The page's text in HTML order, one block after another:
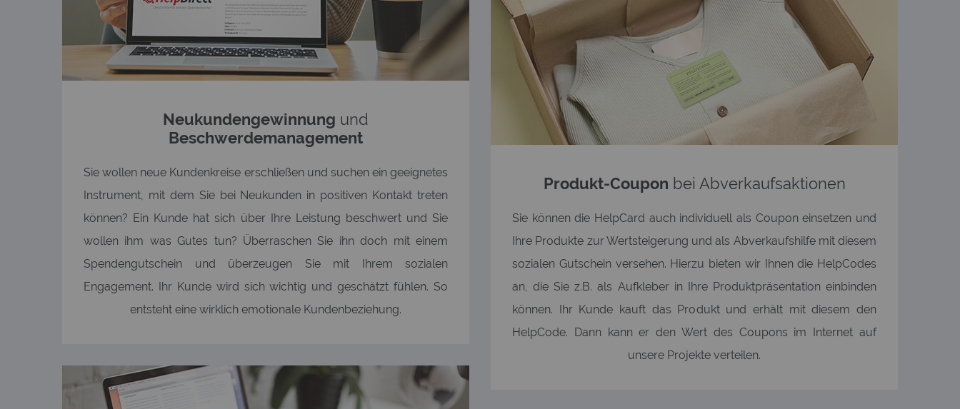
Neukundengewinnung und
Beschwerdemanagement
Sie wollen neue Kundenkreise erschließen und suchen ein geeignetes
Instrument, mit dem Sie bei Neukunden in positiven Kontakt treten
können? Ein Kunde hat sich über Ihre Leistung beschwert und Sie
wollen ihm was Gutes tun? Überraschen Sie ihn doch mit einem
Spendengutschein und überzeugen Sie mit Ihrem sozialen
Engagement. Ihr Kunde wird sich wichtig und geschätzt fühlen. So
entsteht eine wirklich emotionale Kundenbeziehung.
Produkt-Coupon bei Abverkaufsaktionen
Sie können die HelpCard auch individuell als Coupon einsetzen und
Ihre Produkte zur Wertsteigerung und als Abverkaufshilfe mit diesem
sozialen Gutschein versehen. Hierzu bieten wir Ihnen die HelpCodes
an, die Sie z.B. als Aufkleber in Ihre Produktpräsentation einbinden
können. Ihr Kunde kauft das Produkt und erhält mit diesem den
HelpCode. Dann kann er den Wert des Coupons im Internet auf
unsere Projekte verteilen.